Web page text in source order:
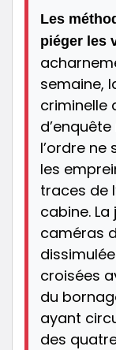
Les
piéger les
semaine,
criminelle
l’ordre
les
traces de
cabine.
caméras
croisées
du
ayant
des